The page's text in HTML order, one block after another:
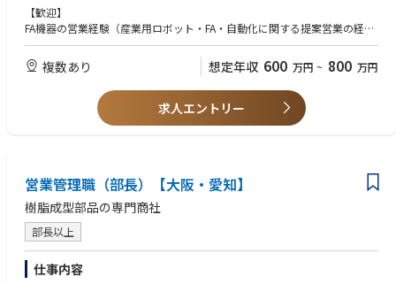
ます。
【歓迎】
FA機器の営業経験（産業用ロボット・FA・自動化に関する提案営業の経
験）
もしくはセンサ関連の営業経験
モノ売りだけでなく、技術者と並走してコト（システム技術）を組み合わ
せた提案にチャレンジしたい方
複数あり 想定年収 600 万円 ~ 800 万円
求人エントリー
営業管理職（部長）【大阪・愛知】
樹脂成型部品の専門商社
部長以上
仕事内容